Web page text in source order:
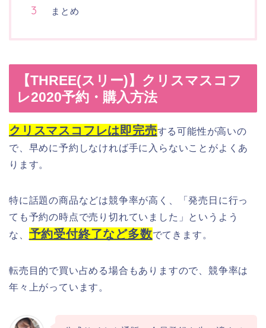
まとめ
【THREE(スリー)】クリスマスコフ
レ2020予約・購入方法
クリスマスコフレは即完売する可能性が高いの
で、早めに予約しなければ手に入らないことがよくあ
ります。
特に話題の商品などは競争率が高く、「発売日に行っ
ても予約の時点で売り切れていました」というよう
な、 予約受付終了など多数でてきます。
転売目的で買い占める場合もありますので、競争率は
年々上がっています。